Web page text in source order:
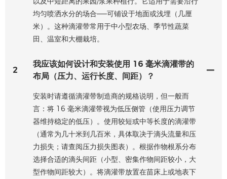
均匀喷洒水分的场合——可铺设于地面或浅埋（几厘
米）。这种滴灌带常用于中小型农场、季节性蔬菜
田、温室和大棚栽培。
2
我应该如何设计和安装使用 16 毫米滴灌带的
布局（压力、运行长度、间距）？
安装时请遵循滴灌带制造商的规格说明，但一般而
言：将 16 毫米滴灌带视为低压侧管（使用压力调节
器维持稳定的低压）。使用较短或中等长度的滴灌带
（通常为几十米到几百米，具体取决于滴头流量和压
力损失；请查阅压力损失图表）。根据作物根系分布
选择合适的滴头间距（小型、密集作物间距较小，大
型作物间距较大）。将滴灌带放置在苗床上或地表下